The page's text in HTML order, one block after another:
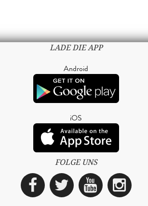
LADE DIE APP
Android
iOS
FOLGE UNS
Facebook
Twitter